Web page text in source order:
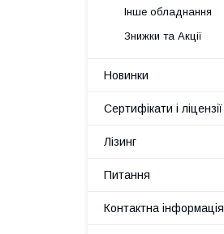
Інше обладнання
Знижки та Акції
Новинки
Сертифікати і ліцензії
Лізинг
Питання
Контактна інформація